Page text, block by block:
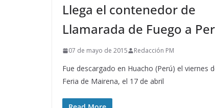
Llega el contenedor de
Llamarada de Fuego a
07 de mayo de 2015 Redacción PM
Fue descargado en Huacho (Perú) el viernes
Feria de Mairena, el 17 de abril